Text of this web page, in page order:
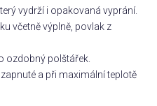
vydrží i opakovaná vyprání.
včetně výplně, povlak z
ozdobný polštářek.
a při maximální teplotě